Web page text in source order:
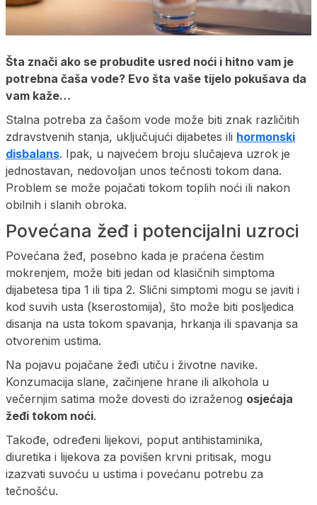
Šta znači ako se probudite usred noći i hitno vam je
potrebna čaša vode? Evo šta vaše tijelo pokušava da
vam kaže…
Stalna potreba za čašom vode može biti znak različitih
zdravstvenih stanja, uključujući dijabetes ili hormonski
disbalans. Ipak, u najvećem broju slučajeva uzrok je
jednostavan, nedovoljan unos tečnosti tokom dana.
Problem se može pojačati tokom toplih noći ili nakon
obilnih i slanih obroka.
Povećana žeđ i potencijalni uzroci
Povećana žeđ, posebno kada je praćena čestim
mokrenjem, može biti jedan od klasičnih simptoma
dijabetesa tipa 1 ili tipa 2. Slični simptomi mogu se javiti i
kod suvih usta (kserostomija), što može biti posljedica
disanja na usta tokom spavanja, hrkanja ili spavanja sa
otvorenim ustima.
Na pojavu pojačane žeđi utiču i životne navike.
Konzumacija slane, začinjene hrane ili alkohola u
večernjim satima može dovesti do izraženog osjećaja
žeđi tokom noći.
Takođe, određeni lijekovi, poput antihistaminika,
diuretika i lijekova za povišen krvni pritisak, mogu
izazvati suvoću u ustima i povećanu potrebu za
tečnošću.